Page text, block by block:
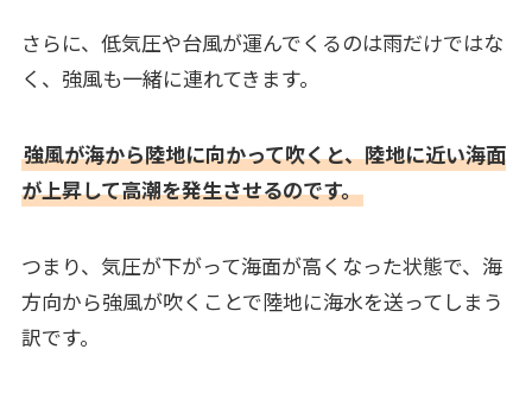
さらに、低気圧や台風が運んでくるのは雨だけではな
く、強風も一緒に連れてきます。
強風が海から陸地に向かって吹くと、陸地に近い海面
が上昇して高潮を発生させるのです。
つまり、気圧が下がって海面が高くなった状態で、海
方向から強風が吹くことで陸地に海水を送ってしまう
訳です。